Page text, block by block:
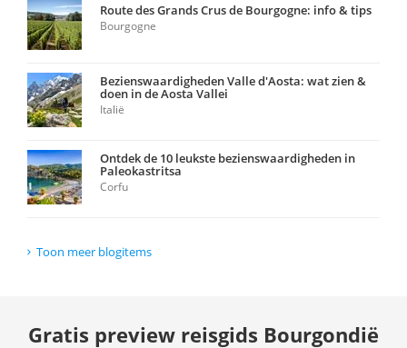
Route des Grands Crus de Bourgogne: info & tips
Bourgogne
Bezienswaardigheden Valle d'Aosta: wat zien &
doen in de Aosta Vallei
Italië
Ontdek de 10 leukste bezienswaardigheden in
Paleokastritsa
Corfu
Toon meer blogitems
Gratis preview reisgids Bourgondië